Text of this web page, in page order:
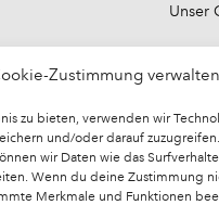
Zustimmung verwalten
zu bieten, verwenden wir
und/oder darauf
wir Daten wie das
Wenn du deine Zustimmung
Merkmale und Funktionen
Unser